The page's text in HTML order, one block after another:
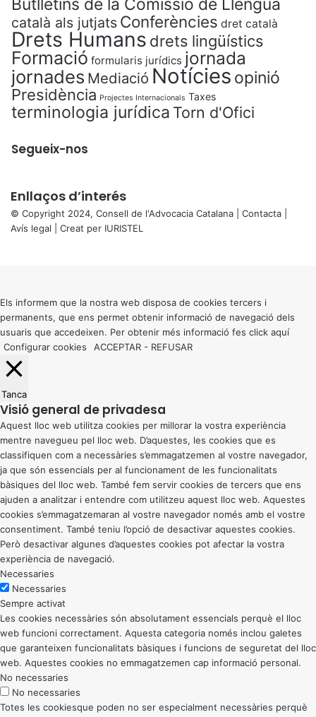
Butlletins de la Comissió de Llengua
català als jutjats Conferències dret català
Drets Humans drets lingüístics
Formació formularis jurídics jornada
jornades Mediació Notícies opinió
Presidència Projectes Internacionals Taxes
terminologia jurídica Torn d'Ofici
Segueix-nos
Enllaços d’interés
© Copyright 2024, Consell de l'Advocacia Catalana | Contacta
Avís legal | Creat per IURISTEL
button
Els informem que la nostra web disposa de cookies tercers i
permanents, que ens permet obtenir informació de navegació dels
usuaris que accedeixen. Per obtenir més informació fes click aquí
Configurar cookies
ACCEPTAR - REFUSAR
Tanca
Visió general de privadesa
Aquest lloc web utilitza cookies per millorar la vostra experiència
mentre navegueu pel lloc web. D’aquestes, les cookies que es
classifiquen com a necessàries s’emmagatzemen al vostre navegador,
ja que són essencials per al funcionament de les funcionalitats
bàsiques del lloc web. També fem servir cookies de tercers que ens
ajuden a analitzar i entendre com utilitzeu aquest lloc web. Aquestes
cookies s’emmagatzemaran al vostre navegador només amb el vostre
consentiment. També teniu l’opció de desactivar aquestes cookies.
Però desactivar algunes d’aquestes cookies pot afectar la vostra
experiència de navegació.
Necessaries
Necessaries
Sempre activat
Les cookies necessàries són absolutament essencials perquè el lloc
web funcioni correctament. Aquesta categoria només inclou galetes
que garanteixen funcionalitats bàsiques i funcions de seguretat del lloc
web. Aquestes cookies no emmagatzemen cap informació personal.
No necessaries
No necessaries
Totes les cookiesque poden no ser especialment necessàries perquè